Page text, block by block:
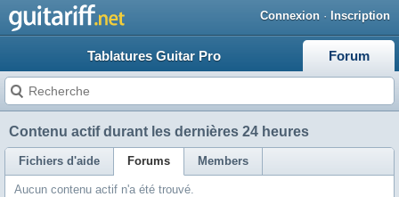
Connexion · Inscription
Tablatures Guitar Pro Forum
Contenu actif durant les dernières 24 heures
Fichiers d'aide Forums Members
Aucun contenu actif n'a été trouvé.